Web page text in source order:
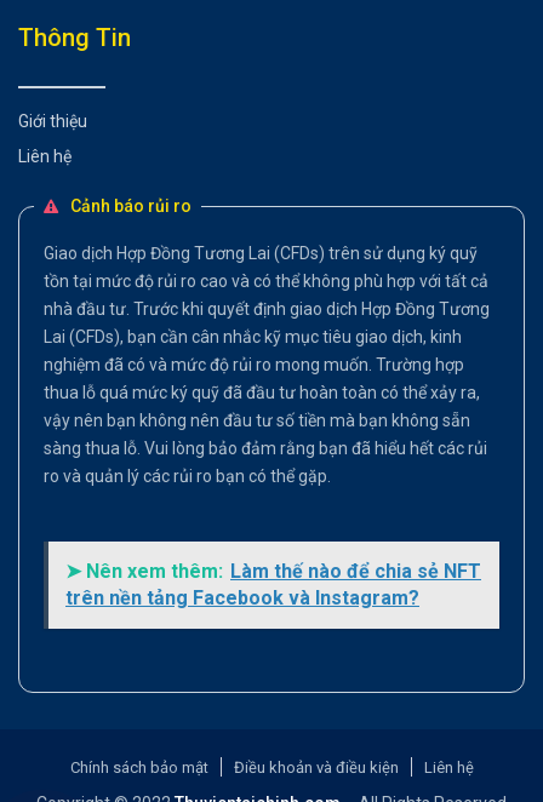
Thông Tin
Giới thiệu
Liên hệ
Cảnh báo rủi ro
Giao dịch Hợp Đồng Tương Lai (CFDs) trên sử dụng ký quỹ
tồn tại mức độ rủi ro cao và có thể không phù hợp với tất cả
nhà đầu tư. Trước khi quyết định giao dịch Hợp Đồng Tương
Lai (CFDs), bạn cần cân nhắc kỹ mục tiêu giao dịch, kinh
nghiệm đã có và mức độ rủi ro mong muốn. Trường hợp
thua lỗ quá mức ký quỹ đã đầu tư hoàn toàn có thể xảy ra,
vậy nên bạn không nên đầu tư số tiền mà bạn không sẵn
sàng thua lỗ. Vui lòng bảo đảm rằng bạn đã hiểu hết các rủi
ro và quản lý các rủi ro bạn có thể gặp.
➤ Nên xem thêm: Làm thế nào để chia sẻ NFT
trên nền tảng Facebook và Instagram?
Chính sách bảo mật Điều khoản và điều kiện Liên hệ